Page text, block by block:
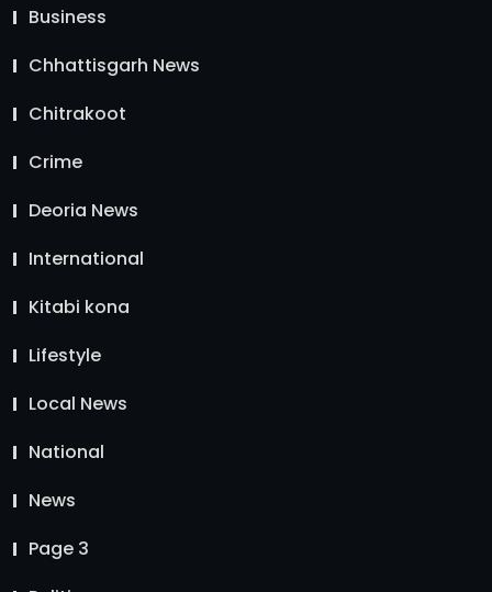
Business
Chhattisgarh News
Chitrakoot
Crime
Deoria News
International
Kitabi kona
Lifestyle
Local News
National
News
Page 3